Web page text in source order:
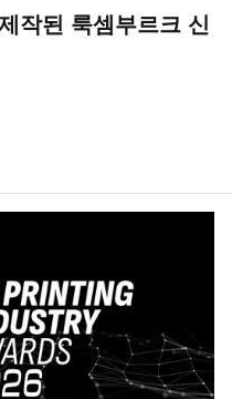
작된 룩셈부르크 신